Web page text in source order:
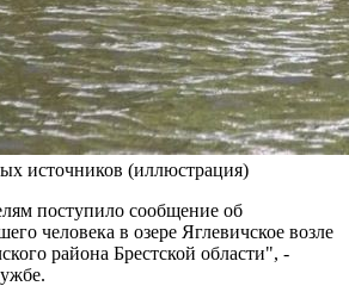
источников (иллюстрация)
поступило сообщение об
человека в озере Яглевичское возле
района Брестской области", -